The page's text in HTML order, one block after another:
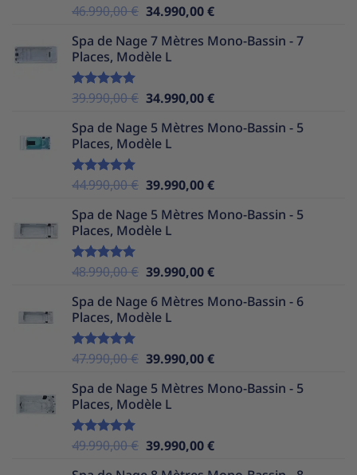
Note5.00
46.990,00€ Le
initial
était :
34.990,00€Le
actuel
Spa de Nage 7 Mètres Mono-Bassin - 7
Places, Modèle L
Note5.00
39.990,00€ Le
initial
était :
34.990,00€Le
actuel
Spa de Nage 5 Mètres Mono-Bassin - 5
Places, Modèle L
Note5.00
44.990,00€ Le
initial
était :
39.990,00€Le
actuel
Spa de Nage 5 Mètres Mono-Bassin - 5
Places, Modèle L
Note5.00
48.990,00€ Le
initial
était :
39.990,00€Le
actuel
Spa de Nage 6 Mètres Mono-Bassin - 6
Places, Modèle L
Note5.00
47.990,00€ Le
initial
était :
39.990,00€Le
actuel
Spa de Nage 5 Mètres Mono-Bassin - 5
Places, Modèle L
Note5.00
49.990,00€ Le
39.990,00€Le